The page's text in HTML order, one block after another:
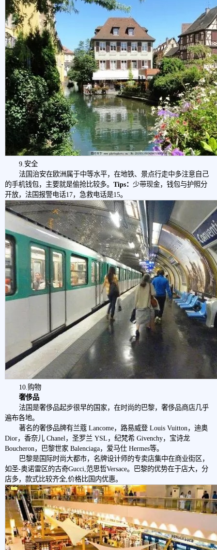
9.安全
法国治安在欧洲属于中等水平，在地铁、景点行走中多注意自己
的手机钱包，主要就是偷抢比较多。 Tips： 少带现金，钱包与护照分
开放，法国报警电话17，急救电话是15。
10.购物
奢侈品
法国是奢侈品起步很早的国家，在时尚的巴黎，奢侈品商店几乎
遍布各地。
著名的奢侈品牌有兰蔻 Lancome，路易威登 Louis Vuitton，迪奥
Dior，香奈儿 Chanel，圣罗兰 YSL，纪梵希 Givenchy，宝诗龙
Boucheron，巴黎世家 Balenciaga，爱马仕 Hermes等。
巴黎是国际时尚大都市，名牌设计师的专卖店集中在商业街区，
如圣-奥诺雷区的古奇Gucci,范思哲Versace。巴黎的优势在于店大，分
店多，款式比较齐全,价格比国内优惠。